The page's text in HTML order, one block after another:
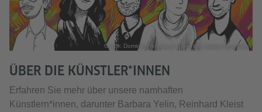
Grafik: Dominik Wendland © Goethe-Institut New Delhi
ÜBER DIE KÜNSTLER*INNEN
Erfahren Sie mehr über unsere namhaften
Künstlern*innen, darunter Barbara Yelin, Reinhard Kleist